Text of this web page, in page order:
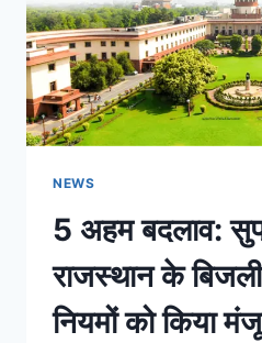
NEWS
5 अहम बदलाव:
राजस्थान के
नियमों को किया